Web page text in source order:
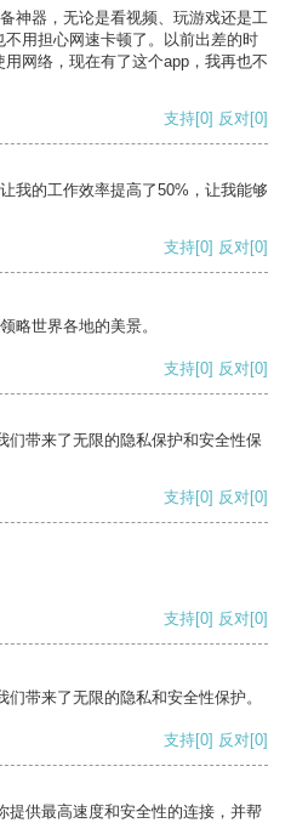
神器，无论是看视频、玩游戏还是工
用担心网速卡顿了。以前出差的时
网络，现在有了这个app，我再也不
支持[0] 反对[0]
我的工作效率提高了50%，让我能够
支持[0] 反对[0]
略世界各地的美景。
支持[0] 反对[0]
们带来了无限的隐私保护和安全性保
支持[0] 反对[0]
支持[0] 反对[0]
带来了无限的隐私和安全性保护。
支持[0] 反对[0]
提供最高速度和安全性的连接，并帮